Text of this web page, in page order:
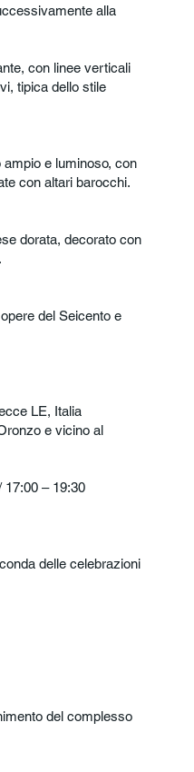
alla
con linee verticali
tipica dello stile
ampio e luminoso, con
con altari barocchi.
dorata, decorato con
del Seicento e
LE, Italia
e vicino al
17:00 – 19:30
delle celebrazioni
del complesso